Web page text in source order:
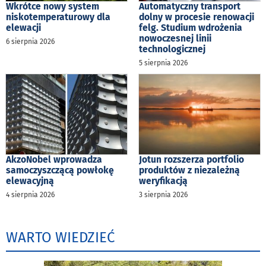
Wkrótce nowy system
niskotemperaturowy dla
elewacji
6 sierpnia 2026
Automatyczny transport
dolny w procesie renowacji
felg. Studium wdrożenia
nowoczesnej linii
technologicznej
5 sierpnia 2026
AkzoNobel wprowadza
samoczyszczącą powłokę
elewacyjną
4 sierpnia 2026
Jotun rozszerza portfolio
produktów z niezależną
weryfikacją
3 sierpnia 2026
WARTO WIEDZIEĆ